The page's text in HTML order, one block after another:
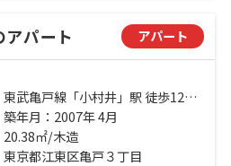
パート アパート
東武亀戸線「小村井」駅 徒歩12分
総武線「亀戸」駅 徒歩9分 総武線
「錦糸町」駅 徒歩19分
築年月：2007年 4月
20.38㎡/木造
東京都江東区亀戸３丁目